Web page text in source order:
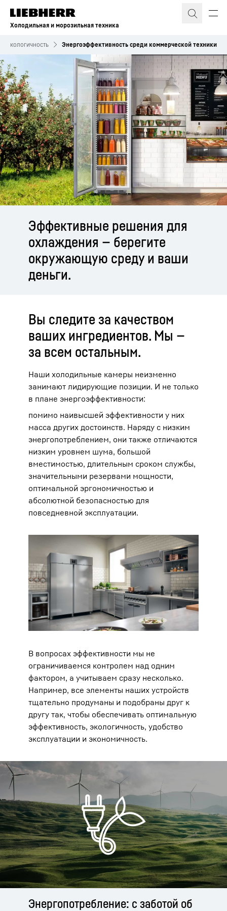
Холодильная и морозильная техника
Экологичность Энергоэффективность среди коммерческой техники
Эффективные решения для
охлаждения — берегите
окружающую среду и ваши
деньги.
Вы следите за качеством
ваших ингредиентов. Мы —
за всем остальным.
Наши холодильные камеры неизменно
занимают лидирующие позиции. И не только
в плане энергоэффективности:
помимо наивысшей эффективности у них
масса других достоинств. Наряду с низким
энергопотреблением, они также отличаются
низким уровнем шума, большой
вместимостью, длительным сроком службы,
значительными резервами мощности,
оптимальной эргономичностью и
абсолютной безопасностью для
повседневной эксплуатации.
В вопросах эффективности мы не
ограничиваемся контролем над одним
фактором, а учитываем сразу несколько.
Например, все элементы наших устройств
тщательно продуманы и подобраны друг к
другу так, чтобы обеспечивать оптимальную
эффективность, экологичность, удобство
эксплуатации и экономичность.
Энергопотребление: с заботой об
Сокращение энергопотребления.
Тишина — большая ценность.
Охлаждаемый объем — столько,
Большая вместимость — высокие
Бесперебойное охлаждение.